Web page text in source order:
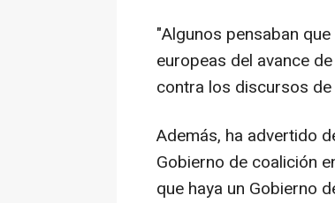
"Algunos pensaban
europeas del avance
contra los discursos
Además, ha advertido
Gobierno de coalición
que haya un Gobierno